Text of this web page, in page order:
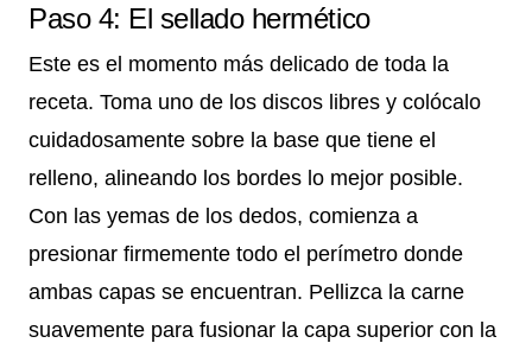
Paso 4: El sellado hermético
Este es el momento más delicado de toda la
receta. Toma uno de los discos libres y colócalo
cuidadosamente sobre la base que tiene el
relleno, alineando los bordes lo mejor posible.
Con las yemas de los dedos, comienza a
presionar firmemente todo el perímetro donde
ambas capas se encuentran. Pellizca la carne
suavemente para fusionar la capa superior con la